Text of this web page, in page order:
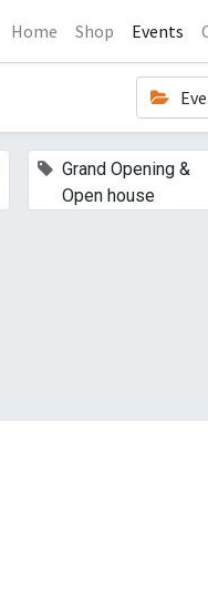
Home Shop Events
Grand Opening &
Open house